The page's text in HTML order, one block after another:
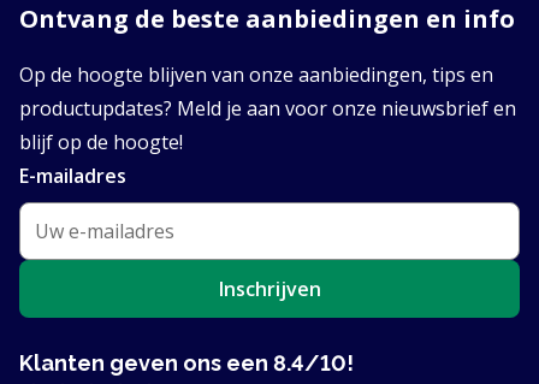
Ontvang de beste aanbiedingen en info
Op de hoogte blijven van onze aanbiedingen, tips en
productupdates? Meld je aan voor onze nieuwsbrief en
blijf op de hoogte!
E-mailadres
Inschrijven
Klanten geven ons een 8.4/10!